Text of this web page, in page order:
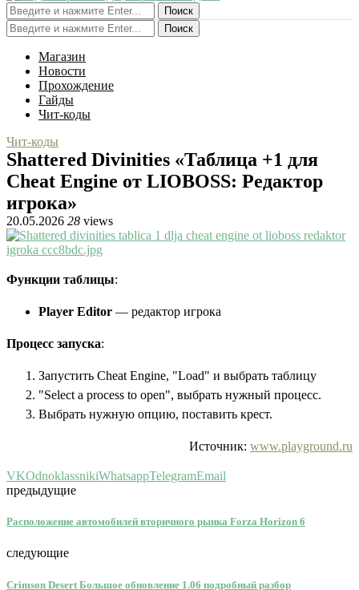
Поиск
Поиск
Магазин
Новости
Прохождение
Гайды
Чит-коды
Чит-коды
Shattered Divinities «Таблица +1 для
Cheat Engine от LIOBOSS: Редактор
игрока»
20.05.2026 28 views
Функции таблицы:
Player Editor — редактор игрока
Процесс запуска:
Запустить Cheat Engine, "Load" и выбрать таблицу
"Select a process to open", выбрать нужный процесс.
Выбрать нужную опцию, поставить крест.
Источник: www.playground.ru
VKOdnoklassnikiWhatsappTelegramEmail
предыдущие
Расположение автомобилей вторичного рынка Forza Horizon 6
следующие
Crimson Desert Большое обновление 1.06 подробный разбор